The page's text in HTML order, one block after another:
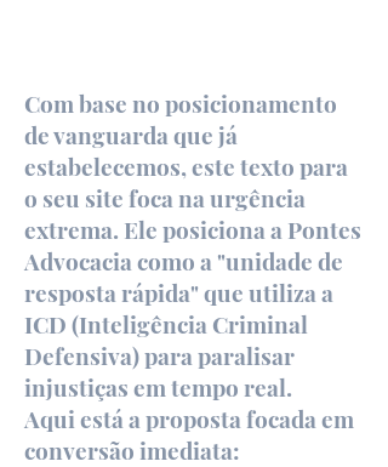
Com base no posicionamento
de vanguarda que já
estabelecemos, este texto para
o seu site foca na urgência
extrema. Ele posiciona a Pontes
Advocacia como a "unidade de
resposta rápida" que utiliza a
ICD (Inteligência Criminal
Defensiva) para paralisar
injustiças em tempo real.
Aqui está a proposta focada em
conversão imediata: